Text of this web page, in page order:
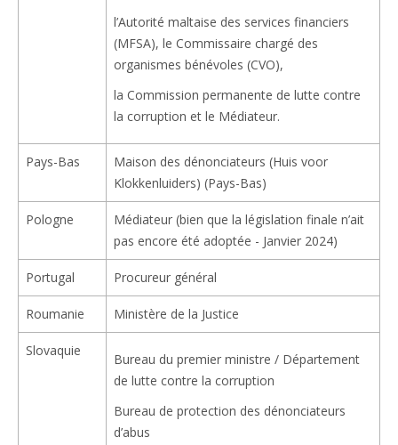
l’Autorité maltaise des services financiers
(MFSA), le Commissaire chargé des
organismes bénévoles (CVO),
la Commission permanente de lutte contre
la corruption et le Médiateur.
Pays-Bas
Maison des dénonciateurs (Huis voor
Klokkenluiders) (Pays-Bas)
Pologne
Médiateur (bien que la législation finale n’ait
pas encore été adoptée - Janvier 2024)
Portugal Procureur général
Roumanie Ministère de la Justice
Slovaquie
Bureau du premier ministre / Département
de lutte contre la corruption
Bureau de protection des dénonciateurs
d’abus